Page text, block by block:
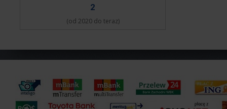
2
(od 2020 do teraz)